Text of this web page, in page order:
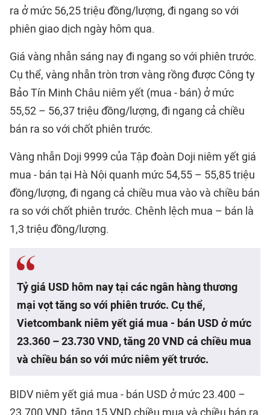
ra ở mức 56,25 triệu đồng/lượng, đi ngang so với
phiên giao dịch ngày hôm qua.
Giá vàng nhẫn sáng nay đi ngang so với phiên trước.
Cụ thể, vàng nhẫn tròn trơn vàng rồng được Công ty
Bảo Tín Minh Châu niêm yết (mua - bán) ở mức
55,52 – 56,37 triệu đồng/lượng, đi ngang cả chiều
bán ra so với chốt phiên trước.
Vàng nhẫn Doji 9999 của Tập đoàn Doji niêm yết giá
mua - bán tại Hà Nội quanh mức 54,55 – 55,85 triệu
đồng/lượng, đi ngang cả chiều mua vào và chiều bán
ra so với chốt phiên trước. Chênh lệch mua – bán là
1,3 triệu đồng/lượng.
Tỷ giá USD hôm nay tại các ngân hàng thương
mại vọt tăng so với phiên trước. Cụ thể,
Vietcombank niêm yết giá mua - bán USD ở mức
23.360 – 23.730 VND, tăng 20 VND cả chiều mua
và chiều bán so với mức niêm yết trước.
BIDV niêm yết giá mua - bán USD ở mức 23.400 –